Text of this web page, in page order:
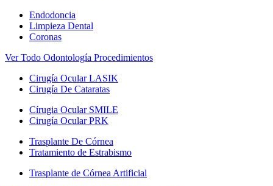
Endodoncia
Limpieza Dental
Coronas
Ver Todo Odontología Procedimientos
Cirugía Ocular LASIK
Cirugía De Cataratas
Círugia Ocular SMILE
Cirugía Ocular PRK
Trasplante De Córnea
Tratamiento de Estrabismo
Trasplante de Córnea Artificial